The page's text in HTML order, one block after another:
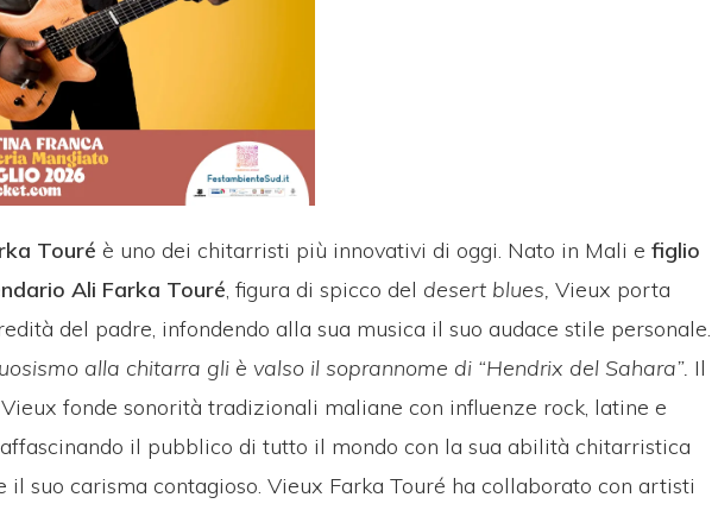
Touré è uno dei chitarristi più innovativi di oggi. Nato in Mali e figlio
Ali Farka Touré, figura di spicco del desert blues, Vieux porta
del padre, infondendo alla sua musica il suo audace stile personale.
alla chitarra gli è valso il soprannome di “Hendrix del Sahara”. Il
fonde sonorità tradizionali maliane con influenze rock, latine e
il pubblico di tutto il mondo con la sua abilità chitarristica
il suo carisma contagioso. Vieux Farka Touré ha collaborato con artisti